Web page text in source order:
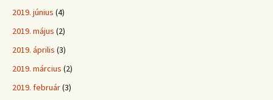
2019. június (4)
2019. május (2)
2019. április (3)
2019. március (2)
2019. február(3)